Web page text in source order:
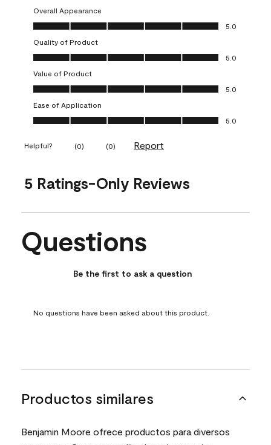
Overall Appearance
Overall Appearance, 5.0 out of 5
5.0
Quality of Product
Quality of Product, 5.0 out of 5
5.0
Value of Product
Value of Product, 5.0 out of 5
5.0
Ease of Application
Ease of Application, 5.0 out of 5
5.0
Helpful? (0) (0) Report
5 Ratings-Only Reviews
No questions have been asked about this product.
Questions
Be the first to ask a question
No questions have been asked about this product.
Productos similares
Benjamin Moore ofrece productos para diversos